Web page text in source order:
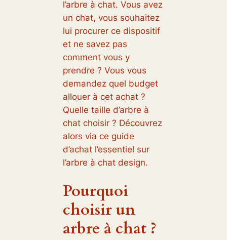
l’arbre à chat. Vous avez
un chat, vous souhaitez
lui procurer ce dispositif
et ne savez pas
comment vous y
prendre ? Vous vous
demandez quel budget
allouer à cet achat ?
Quelle taille d’arbre à
chat choisir ? Découvrez
alors via ce guide
d’achat l’essentiel sur
l’arbre à chat design.
Pourquoi
choisir un
arbre à chat ?